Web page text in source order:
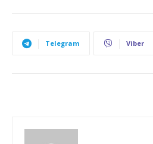
Telegram Viber